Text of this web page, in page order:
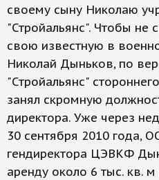
своему сыну Николаю
"Стройальянс". Чтобы не
свою известную в
Николай Дыньков, по
"Стройальянс"
занял скромную
директора. Уже через
30 сентября 2010 года,
гендиректора ЦЭВКФ
аренду около 6 тыс. кв.